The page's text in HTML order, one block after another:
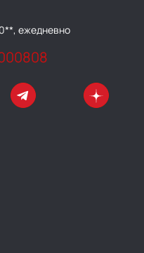
ежедневно